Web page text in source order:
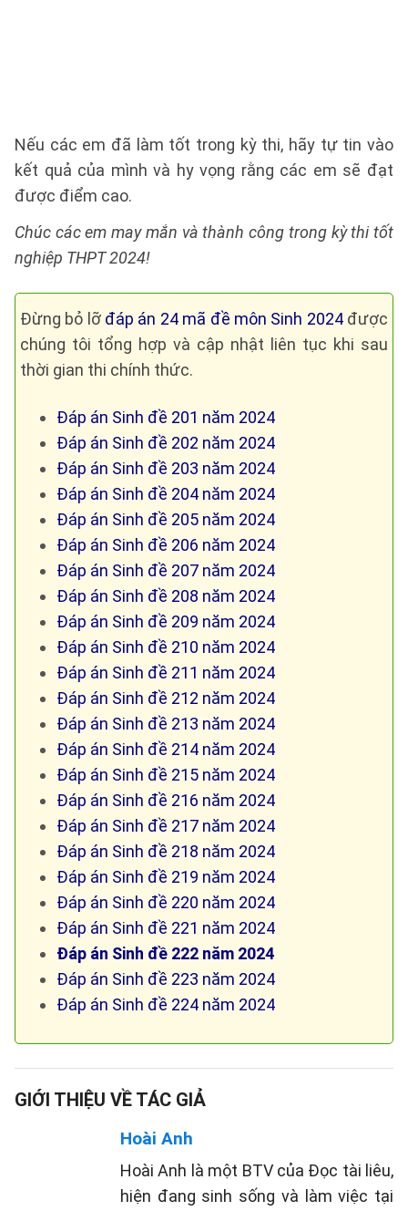
Nếu các em đã làm tốt trong kỳ thi, hãy tự tin vào
kết quả của mình và hy vọng rằng các em sẽ đạt
được điểm cao.
Chúc các em may mắn và thành công trong kỳ thi tốt
nghiệp THPT 2024!
Đừng bỏ lỡ đáp án 24 mã đề môn Sinh 2024được
chúng tôi tổng hợp và cập nhật liên tục khi sau
thời gian thi chính thức.
Đáp án Sinh đề 201 năm 2024
Đáp án Sinh đề 202 năm 2024
Đáp án Sinh đề 203 năm 2024
Đáp án Sinh đề 204 năm 2024
Đáp án Sinh đề 205 năm 2024
Đáp án Sinh đề 206 năm 2024
Đáp án Sinh đề 207 năm 2024
Đáp án Sinh đề 208 năm 2024
Đáp án Sinh đề 209 năm 2024
Đáp án Sinh đề 210 năm 2024
Đáp án Sinh đề 211 năm 2024
Đáp án Sinh đề 212 năm 2024
Đáp án Sinh đề 213 năm 2024
Đáp án Sinh đề 214 năm 2024
Đáp án Sinh đề 215 năm 2024
Đáp án Sinh đề 216 năm 2024
Đáp án Sinh đề 217 năm 2024
Đáp án Sinh đề 218 năm 2024
Đáp án Sinh đề 219 năm 2024
Đáp án Sinh đề 220 năm 2024
Đáp án Sinh đề 221 năm 2024
Đáp án Sinh đề 222 năm 2024
Đáp án Sinh đề 223 năm 2024
Đáp án Sinh đề 224 năm 2024
GIỚI THIỆU VỀ TÁC GIẢ
Hoài Anh
Hoài Anh là một BTV của Đọc tài liêu,
hiện đang sinh sống và làm việc tại